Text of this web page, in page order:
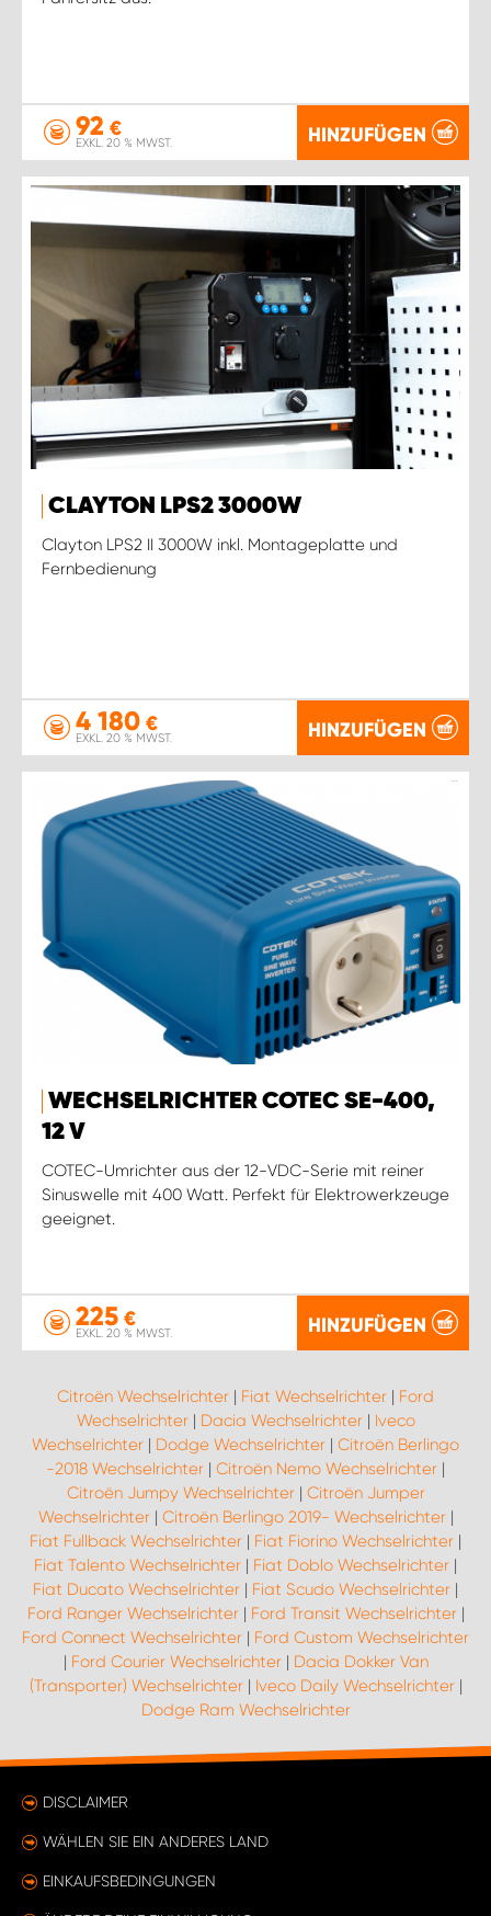
92 €
EXKL. 20 % MWST. HINZUFÜGEN
CLAYTON LPS2 3000W
Clayton LPS2 II 3000W inkl. Montageplatte und
Fernbedienung
4 180 €
EXKL. 20 % MWST. HINZUFÜGEN
WECHSELRICHTER COTEC SE-400,
12 V
COTEC-Umrichter aus der 12-VDC-Serie mit reiner
Sinuswelle mit 400 Watt. Perfekt für Elektrowerkzeuge
geeignet.
225 €
EXKL. 20 % MWST. HINZUFÜGEN
Citroën Wechselrichter | Fiat Wechselrichter | Ford
Wechselrichter| Dacia Wechselrichter| Iveco
Wechselrichter | Dodge Wechselrichter | Citroën Berlingo
-2018 Wechselrichter | Citroën Nemo Wechselrichter |
Citroën Jumpy Wechselrichter| Citroën Jumper
Wechselrichter| Citroën Berlingo 2019- Wechselrichter|
Fiat Fullback Wechselrichter | Fiat Fiorino Wechselrichter |
Fiat Talento Wechselrichter | Fiat Doblo Wechselrichter |
Fiat Ducato Wechselrichter | Fiat Scudo Wechselrichter |
Ford Ranger Wechselrichter| Ford Transit Wechselrichter|
Ford Connect Wechselrichter | Ford Custom Wechselrichter
| Ford Courier Wechselrichter| Dacia Dokker Van
(Transporter) Wechselrichter| Iveco Daily Wechselrichter|
Dodge Ram Wechselrichter
DISCLAIMER
WÄHLEN SIE EIN ANDERES LAND
EINKAUFSBEDINGUNGEN